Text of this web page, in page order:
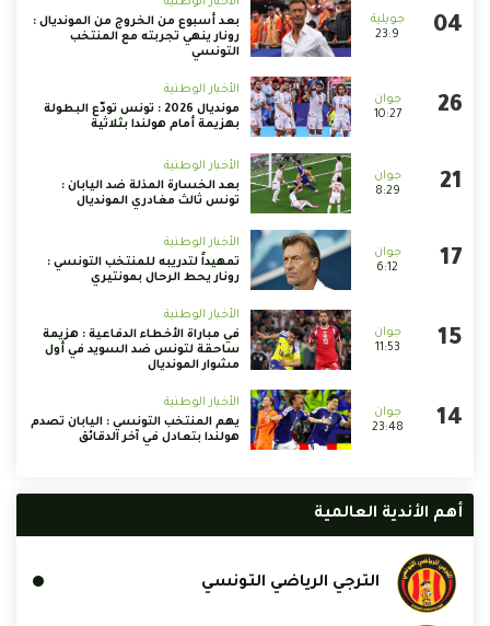
23:9
بعد أسبوع من الخروج من المونديال :
رونار ينهي تجربته مع المنتخب
التونسي
10:27
الأخبار الوطنية
مونديال 2026 : تونس تودّع البطولة
بهزيمة أمام هولندا بثلاثية
8:29
الأخبار الوطنية
بعد الخسارة المذلة ضد اليابان :
تونس ثالث مغادري المونديال
6:12
الأخبار الوطنية
تمهيداً لتدريبه للمنتخب التونسي :
رونار يحط الرحال بمونتيري
11:53
الأخبار الوطنية
في مباراة الأخطاء الدفاعية : هزيمة
ساحقة لتونس ضد السويد في أول
مشوار المونديال
23:48
الأخبار الوطنية
يهم المنتخب التونسي : اليابان تصدم
هولندا بتعادل في آخر الدقائق
أهم الأندية العالمية
الترجي الرياضي التونسي